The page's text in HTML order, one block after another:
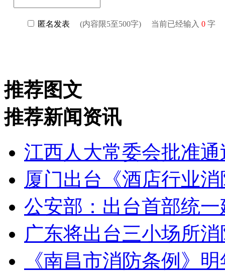
推荐图文
推荐新闻资讯
江西人大常委会批准
厦门出台《酒店行业
公安部：出台首部统
广东将出台三小场所
《南昌市消防条例》